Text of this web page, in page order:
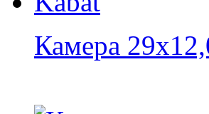
Камера